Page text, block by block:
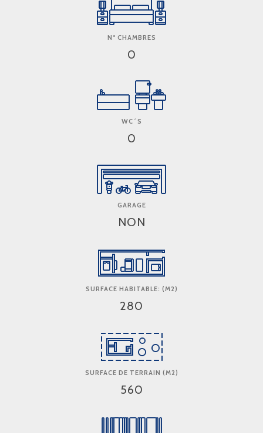
Nº CHAMBRES
0
WC´S
0
GARAGE
NON
SURFACE HABITABLE: (M2)
280
SURFACE DE TERRAIN (M2)
560